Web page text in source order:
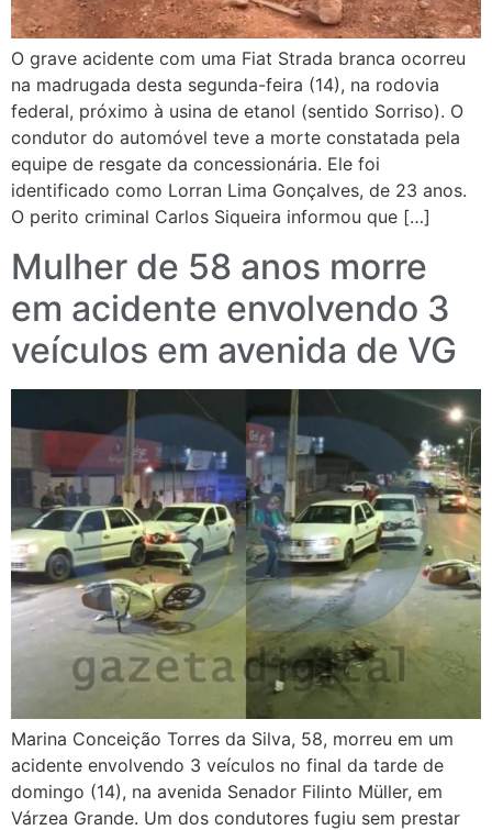
O grave acidente com uma Fiat Strada branca ocorreu
na madrugada desta segunda-feira (14), na rodovia
federal, próximo à usina de etanol (sentido Sorriso). O
condutor do automóvel teve a morte constatada pela
equipe de resgate da concessionária. Ele foi
identificado como Lorran Lima Gonçalves, de 23 anos.
O perito criminal Carlos Siqueira informou que […]
Mulher de 58 anos morre
em acidente envolvendo 3
veículos em avenida de VG
Marina Conceição Torres da Silva, 58, morreu em um
acidente envolvendo 3 veículos no final da tarde de
domingo (14), na avenida Senador Filinto Müller, em
Várzea Grande. Um dos condutores fugiu sem prestar